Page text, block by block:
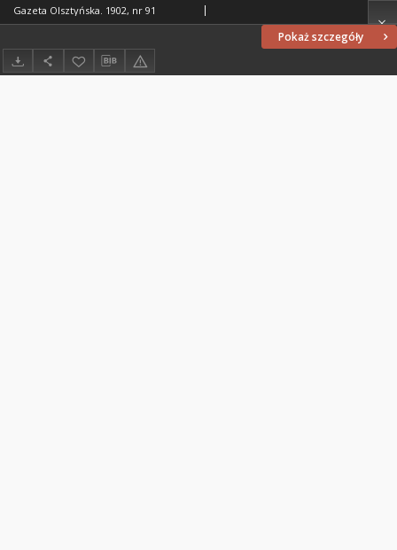
Pokaż szczegóły
Gazeta Olsztyńska. 1902, nr 91